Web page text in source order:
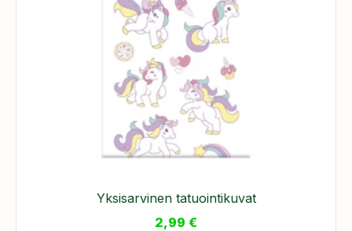
Yksisarvinen tatuointikuvat
2,99 €